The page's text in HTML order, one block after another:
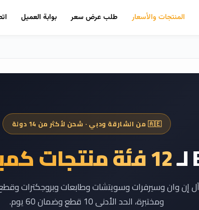
المنتجات والأسعار طلب عرض سعر بوابة العميل
🇦🇪 من الشارقة ودبي · شحن لأكثر من 14 دولة
12 فئة منتجات كمبيوتر
ومختبرة، الحد الأدنى 10 قطع وضمان 60 يوم.